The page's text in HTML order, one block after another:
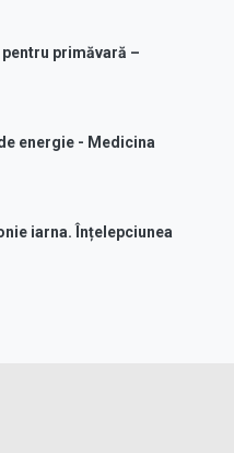
primăvară –
energie - Medicina
iarna. Înțelepciunea